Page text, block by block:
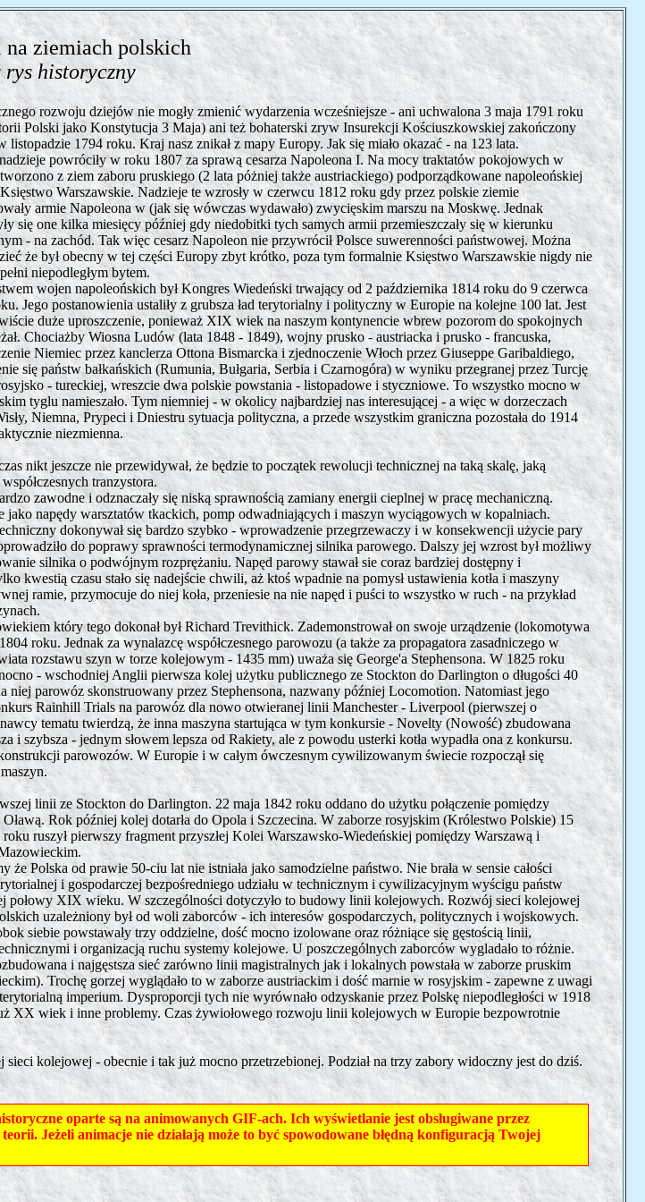
ziemiach polskich
historyczny
rozwoju dziejów nie mogły zmienić wydarzenia wcześniejsze - ani uchwalona 3 maja 1791 roku
Polski jako Konstytucja 3 Maja) ani też bohaterski zryw Insurekcji Kościuszkowskiej zakończony
listopadzie 1794 roku.Kraj nasz znikał z mapy Europy. Jak się miało okazać - na 123 lata.
powróciły w roku 1807 za sprawą cesarza Napoleona I. Na mocy traktatów pokojowych w
z ziem zaboru pruskiego (2 lata póżniej także austriackiego) podporządkowane napoleońskiej
Warszawskie. Nadzieje te wzrosły w czerwcu 1812 roku gdy przez polskie ziemie
armie Napoleona w (jak się wówczas wydawało) zwycięskim marszu na Moskwę. Jednak
się one kilka miesięcy później gdy niedobitki tych samych armii przemieszczały się w kierunku
- na zachód. Tak więc cesarz Napoleon nie przywrócił Polsce suwerenności państwowej. Można
że był obecny w tej części Europy zbyt krótko, poza tym formalnie Księstwo Warszawskie nigdy nie
niepodległym bytem.
wojen napoleońskich był Kongres Wiedeński trwający od 2 października 1814 roku do 9 czerwca
Jego postanowienia ustaliły z grubsza ład terytorialny i polityczny w Europie na kolejne 100 lat. Jest
duże uproszczenie, ponieważ XIX wiek na naszym kontynencie wbrew pozorom do spokojnych
Chociażby Wiosna Ludów (lata 1848 - 1849), wojny prusko - austriacka i prusko - francuska,
Niemiec przez kanclerza Ottona Bismarcka i zjednoczenie Włoch przez Giuseppe Garibaldiego,
się państw bałkańskich (Rumunia, Bułgaria, Serbia i Czarnogóra) w wyniku przegranej przez Turcję
- tureckiej, wreszcie dwa polskie powstania - listopadowe i styczniowe. To wszystko mocno w
tyglu namieszało. Tym niemniej - w okolicy najbardziej nas interesującej - a więc w dorzeczach
Niemna, Prypeci i Dniestru sytuacja polityczna, a przede wszystkim graniczna pozostała do 1914
niezmienna.
nikt jeszcze nie przewidywał, że będzie to początek rewolucji technicznej na taką skalę, jaką
tranzystora.
zawodne i odznaczały się niską sprawnością zamiany energii cieplnej w pracę mechaniczną.
jako napędy warsztatów tkackich, pomp odwadniających i maszyn wyciągowych w kopalniach.
dokonywał się bardzo szybko - wprowadzenie przegrzewaczy i w konsekwencji użycie pary
do poprawy sprawności termodynamicznej silnika parowego. Dalszy jej wzrost był możliwy
silnika o podwójnym rozprężaniu. Napęd parowy stawał sie coraz bardziej dostępny i
kwestią czasu stało się nadejście chwili, aż ktoś wpadnie na pomysł ustawienia kotła i maszyny
ramie, przymocuje do niej koła, przeniesie na nie napęd i puści to wszystko w ruch - na przykład
który tego dokonał był Richard Trevithick. Zademonstrował on swoje urządzenie (lokomotywa
roku. Jednak za wynalazcę współczesnego parowozu (a także za propagatora zasadniczego w
rozstawu szyn w torze kolejowym - 1435 mm) uważa się George'a Stephensona. W 1825 roku
- wschodniej Anglii pierwsza kolej użytku publicznego ze Stockton do Darlington o długości 40
niej parowóz skonstruowany przez Stephensona, nazwany później Locomotion. Natomiast jego
Rainhill Trials na parowóz dla nowo otwieranej linii Manchester - Liverpool (pierwszej o
tematu twierdzą, że inna maszyna startująca w tym konkursie - Novelty (Nowość) zbudowana
i szybsza - jednym słowem lepsza od Rakiety, ale z powodu usterki kotła wypadła ona z konkursu.
parowozów. W Europie i w całym ówczesnym cywilizowanym świecie rozpoczął się
linii ze Stockton do Darlington. 22 maja 1842 roku oddano do użytku połączenie pomiędzy
Rok później kolej dotarła do Opola i Szczecina. W zaborze rosyjskim (Królestwo Polskie) 15
ruszył pierwszy fragment przyszłej Kolei Warszawsko-Wiedeńskiej pomiędzy Warszawą i
że Polska od prawie 50-ciu lat nie istniała jako samodzielne państwo. Nie brała w sensie całości
i gospodarczej bezpośredniego udziału w technicznym i cywilizacyjnym wyścigu państw
połowy XIX wieku. W szczególności dotyczyło to budowy linii kolejowych. Rozwój sieci kolejowej
uzależniony był od woli zaborców - ich interesów gospodarczych, politycznych i wojskowych.
siebie powstawały trzy oddzielne, dość mocno izolowane oraz różniące się gęstością linii,
i organizacją ruchu systemy kolejowe. U poszczególnych zaborców wygladało to różnie.
i najgęstsza sieć zarówno linii magistralnych jak i lokalnych powstała w zaborze pruskim
Trochę gorzej wyglądało to w zaborze austriackim i dość marnie w rosyjskim - zapewne z uwagi
imperium. Dysproporcji tych nie wyrównało odzyskanie przez Polskę niepodległości w 1918
XX wiek i inne problemy. Czas żywiołowego rozwoju linii kolejowych w Europie bezpowrotnie
sieci kolejowej - obecnie i tak już mocno przetrzebionej. Podział na trzy zabory widoczny jest do dziś.
oparte są na animowanych GIF-ach. Ich wyświetlanie jest obsługiwane przez
Jeżeli animacje nie działają może to być spowodowane błędną konfiguracją Twojej